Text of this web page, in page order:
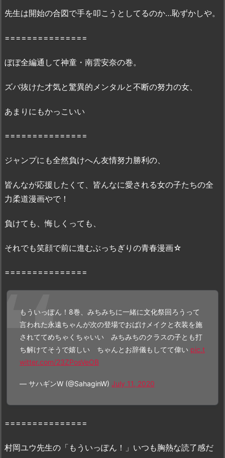
ん!
無
の
画
z
p、
r
全
こ
る
3.
い
先生は開始の合図で手を叩こうとしてるのか…恥ずかしや。
===============
ぼぼ全編通して神童・南雲安奈の巻。
ズバ抜けた才気と驚異的メンタルと不断の努力の女、
あまりにもかっこいい
===============
ジャンプにも全然負けへん友情努力勝利の、
皆んなが応援したくて、皆んなに愛される女の子たちの全
力柔道漫画やで！
負けても、悔しくっても、
それでも笑顔で前に進むぶっちぎりの青春漫画☆
===============
もういっぽん！8巻、みちみちに一緒に文化祭回ろうって
言われた永遠ちゃんが次の登場でおばけメイクと衣装を施
されててめちゃくちゃいい みちみちのクラスの子とも打
ち解けてそうで嬉しい ちゃんとお辞儀もしてて偉い pic.t
witter.com/23ZPosVeOB
— サハギンW (@SahaginW) July 11, 2020
===============
村岡ユウ先生の「もういっぽん！」いつも胸熱な読了感だ